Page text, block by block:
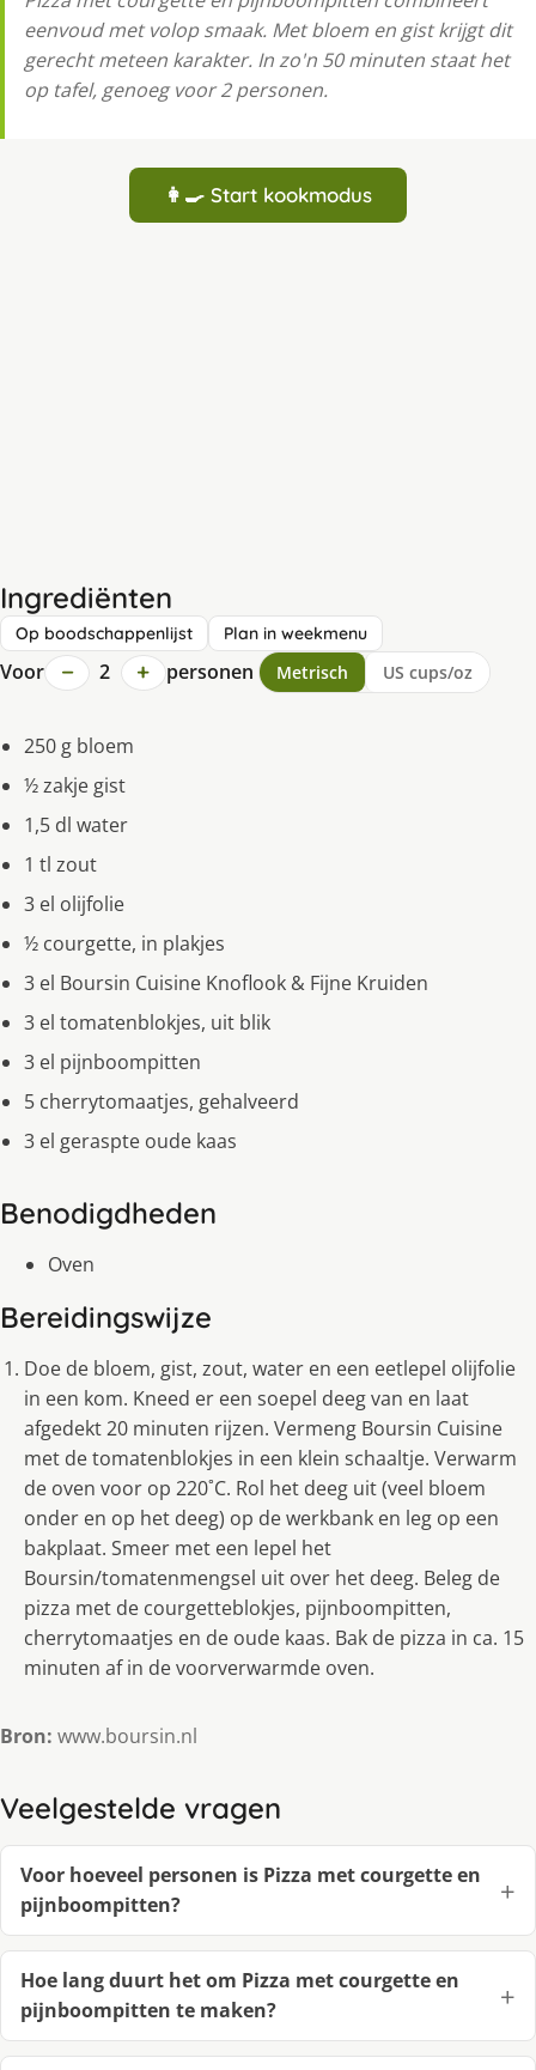
eenvoud met volop smaak. Met bloem en gist krijgt dit
gerecht meteen karakter. In zo'n 50 minuten staat het
op tafel, genoeg voor 2 personen.
👩‍🍳 Start kookmodus
Ingrediënten
Op boodschappenlijst Plan in weekmenu
Voor − 2 + personen Metrisch US cups/oz
250 g bloem
½ zakje gist
1,5 dl water
1 tl zout
3 el olijfolie
½ courgette, in plakjes
3 el Boursin Cuisine Knoflook & Fijne Kruiden
3 el tomatenblokjes, uit blik
3 el pijnboompitten
5 cherrytomaatjes, gehalveerd
3 el geraspte oude kaas
Benodigdheden
Oven
Bereidingswijze
Doe de bloem, gist, zout, water en een eetlepel olijfolie
in een kom. Kneed er een soepel deeg van en laat
afgedekt 20 minuten rijzen. Vermeng Boursin Cuisine
met de tomatenblokjes in een klein schaaltje. Verwarm
de oven voor op 220˚C. Rol het deeg uit (veel bloem
onder en op het deeg) op de werkbank en leg op een
bakplaat. Smeer met een lepel het
Boursin/tomatenmengsel uit over het deeg. Beleg de
pizza met de courgetteblokjes, pijnboompitten,
cherrytomaatjes en de oude kaas. Bak de pizza in ca. 15
minuten af in de voorverwarmde oven.
Bron: www.boursin.nl
Veelgestelde vragen
Voor hoeveel personen is Pizza met courgette en
pijnboompitten?
Hoe lang duurt het om Pizza met courgette en
pijnboompitten te maken?